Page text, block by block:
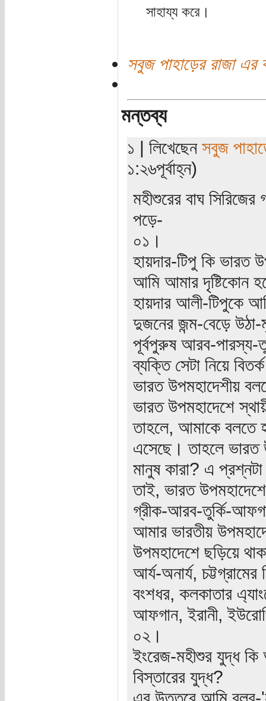
সাহায্য করে।
সবুজ পাহাড়ের রাজা এর
মন্তব্য
১ | লিখেছেন সবুজ
১:২৬পূর্বাহ্ন)
মহীশুরের বাঘ
পড়ে-
০১।
হায়দার-টিপু কি ভারত
আমি আমার দৃষ্টিকোন
হায়দার আলী-টিপুকে
দুজনের জন্ম-বেড়ে
পূর্বপুরুষ আরব-পারস্য-
ব্যক্তি সেটা নিয়ে
ভারত উপমহাদেশীয়
ভারত উপমহাদেশে
তাহলে, আমাকে বলতে
এসেছে। তাহলে ভারত
মানুষ কারা? এ
তাই, ভারত
গ্রীক-আরব-তুর্কি-
আমার ভারতীয়
উপমহাদেশে ছড়িয়ে
আর্য-অনার্য, চট্টগ্রামের
বংশধর, কলকাতার
আফগান, ইরানী,
০২।
ইংরেজ-মহীশুর যুদ্ধ কি
বিস্তারের যুদ্ধ?